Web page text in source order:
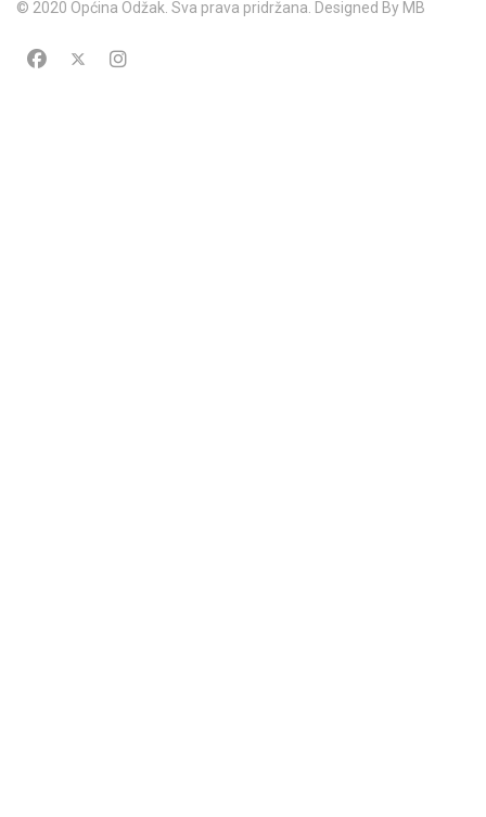
© 2020 Općina Odžak. Sva prava pridržana. Designed By MB